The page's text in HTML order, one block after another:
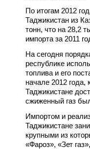
По итогам 2012
Таджикистан из
тонн, что на 28,2
импорта за 2011
На сегодня
республике
топлива и его
начале 2012 года,
Таджикистане
сжиженный газ
Импортом и
Таджикистане
крупными из
«Фароз», «Зет